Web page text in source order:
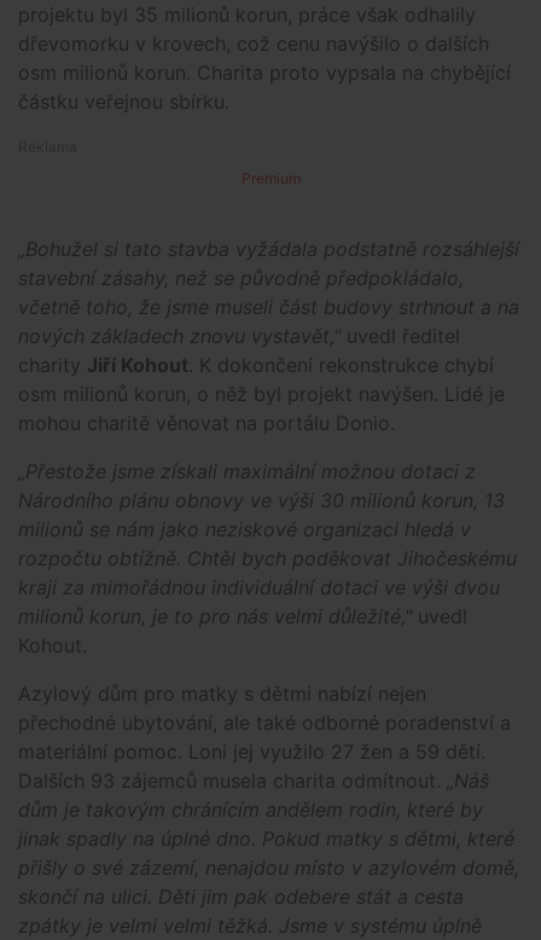
projektu byl 35 milionů korun, práce však odhalily
dřevomorku v krovech, což cenu navýšilo o dalších
osm milionů korun. Charita proto vypsala na chybějící
částku veřejnou sbírku.
Premium
„Bohužel si tato stavba vyžádala podstatně rozsáhlejší
stavební zásahy, než se původně předpokládalo,
včetně toho, že jsme museli část budovy strhnout a na
nových základech znovu vystavět," uvedl ředitel
charity Jiří Kohout. K dokončení rekonstrukce chybí
osm milionů korun, o něž byl projekt navýšen. Lidé je
mohou charitě věnovat na portálu Donio.
„Přestože jsme získali maximální možnou dotaci z
Národního plánu obnovy ve výši 30 milionů korun, 13
milionů se nám jako neziskové organizaci hledá v
rozpočtu obtížně. Chtěl bych poděkovat Jihočeskému
kraji za mimořádnou individuální dotaci ve výši dvou
milionů korun, je to pro nás velmi důležité," uvedl
Kohout.
Azylový dům pro matky s dětmi nabízí nejen
přechodné ubytování, ale také odborné poradenství a
materiální pomoc. Loni jej využilo 27 žen a 59 dětí.
Dalších 93 zájemců musela charita odmítnout.
„Náš
dům je takovým chránícím andělem rodin, které by
jinak spadly na úplné dno. Pokud matky s dětmi, které
přišly o své zázemí, nenajdou místo v azylovém domě,
skončí na ulici. Děti jim pak odebere stát a cesta
zpátky je velmi velmi těžká. Jsme v systému úplně